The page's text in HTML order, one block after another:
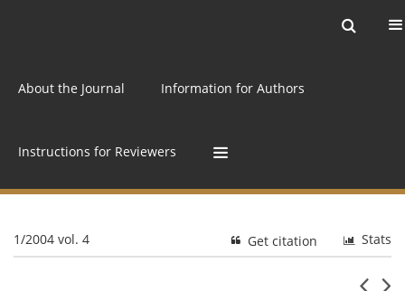
About the Journal Information for Authors
Instructions for Reviewers
1/2004 vol. 4 Stats
Get citation